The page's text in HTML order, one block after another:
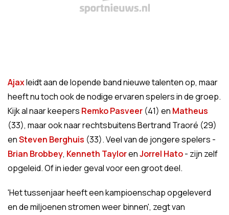
Ajaxleidt aan de lopende band nieuwe talenten op, maar
heeft nu toch ook de nodige ervaren spelers in de groep.
Kijk al naar keepers Remko Pasveer (41) en Matheus
(33), maar ook naar rechtsbuitens Bertrand Traoré (29)
enSteven Berghuis (33). Veel van de jongere spelers -
Brian Brobbey, Kenneth TaylorenJorrel Hato- zijn zelf
opgeleid. Of in ieder geval voor een groot deel.
'Het tussenjaar heeft een kampioenschap opgeleverd
en de miljoenen stromen weer binnen', zegt van